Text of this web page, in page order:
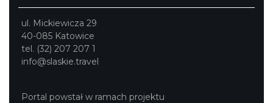
ul. Mickiewicza 29
40-085 Katowice
tel. (32) 207 207 1
info@slaskie.travel
Portal powstał w ramach projektu